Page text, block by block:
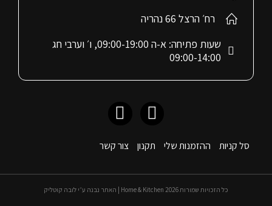
סל קניות ההזמנות שלי תקנון צור קשר
רח׳ הרצל 66 נהריה
שעות פתיחה: א-ה 09:00-19:00, ו׳ וערבי חג
09:00-14:00
כל הזכויות שמורות 2026 Home & Kitchen | האתר נבנה ע״י לובה קוטליק